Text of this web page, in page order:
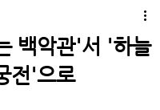
백악관'서 '하늘
전'으로